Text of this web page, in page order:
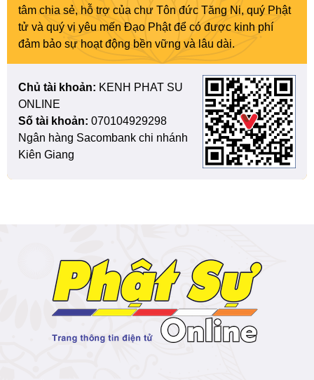
tâm chia sẻ, hỗ trợ của chư Tôn đức Tăng Ni, quý Phật
tử và quý vị yêu mến Đạo Phật để có được kinh phí
đảm bảo sự hoạt động bền vững và lâu dài.
Chủ tài khoản: KENH PHAT SU
ONLINE
Số tài khoản: 070104929298
Ngân hàng Sacombank chi nhánh
Kiên Giang